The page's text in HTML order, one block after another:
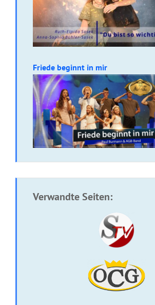
Friede beginnt in mir
Verwandte Seiten:
CD: All mein Verlangen